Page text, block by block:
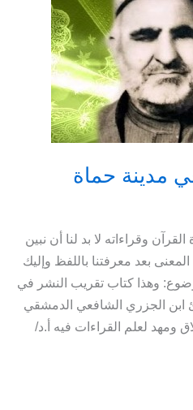
مدينة حماة
وقراءاته لا بد لنا أن نبين
بعد معرفتنا باللفظ وإليك
وهذا كتاب تقريب النشر في
ابن الجزري الشافعي الدمشقي
لعلم القراءات فيه أ.د/